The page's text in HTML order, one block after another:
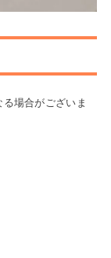
場合がございま